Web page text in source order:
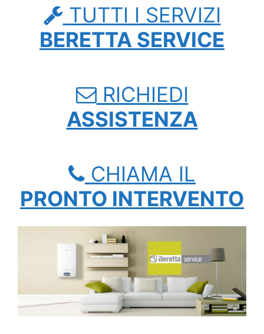
TUTTI I SERVIZI
BERETTA SERVICE
RICHIEDI
ASSISTENZA
CHIAMA IL
PRONTO INTERVENTO